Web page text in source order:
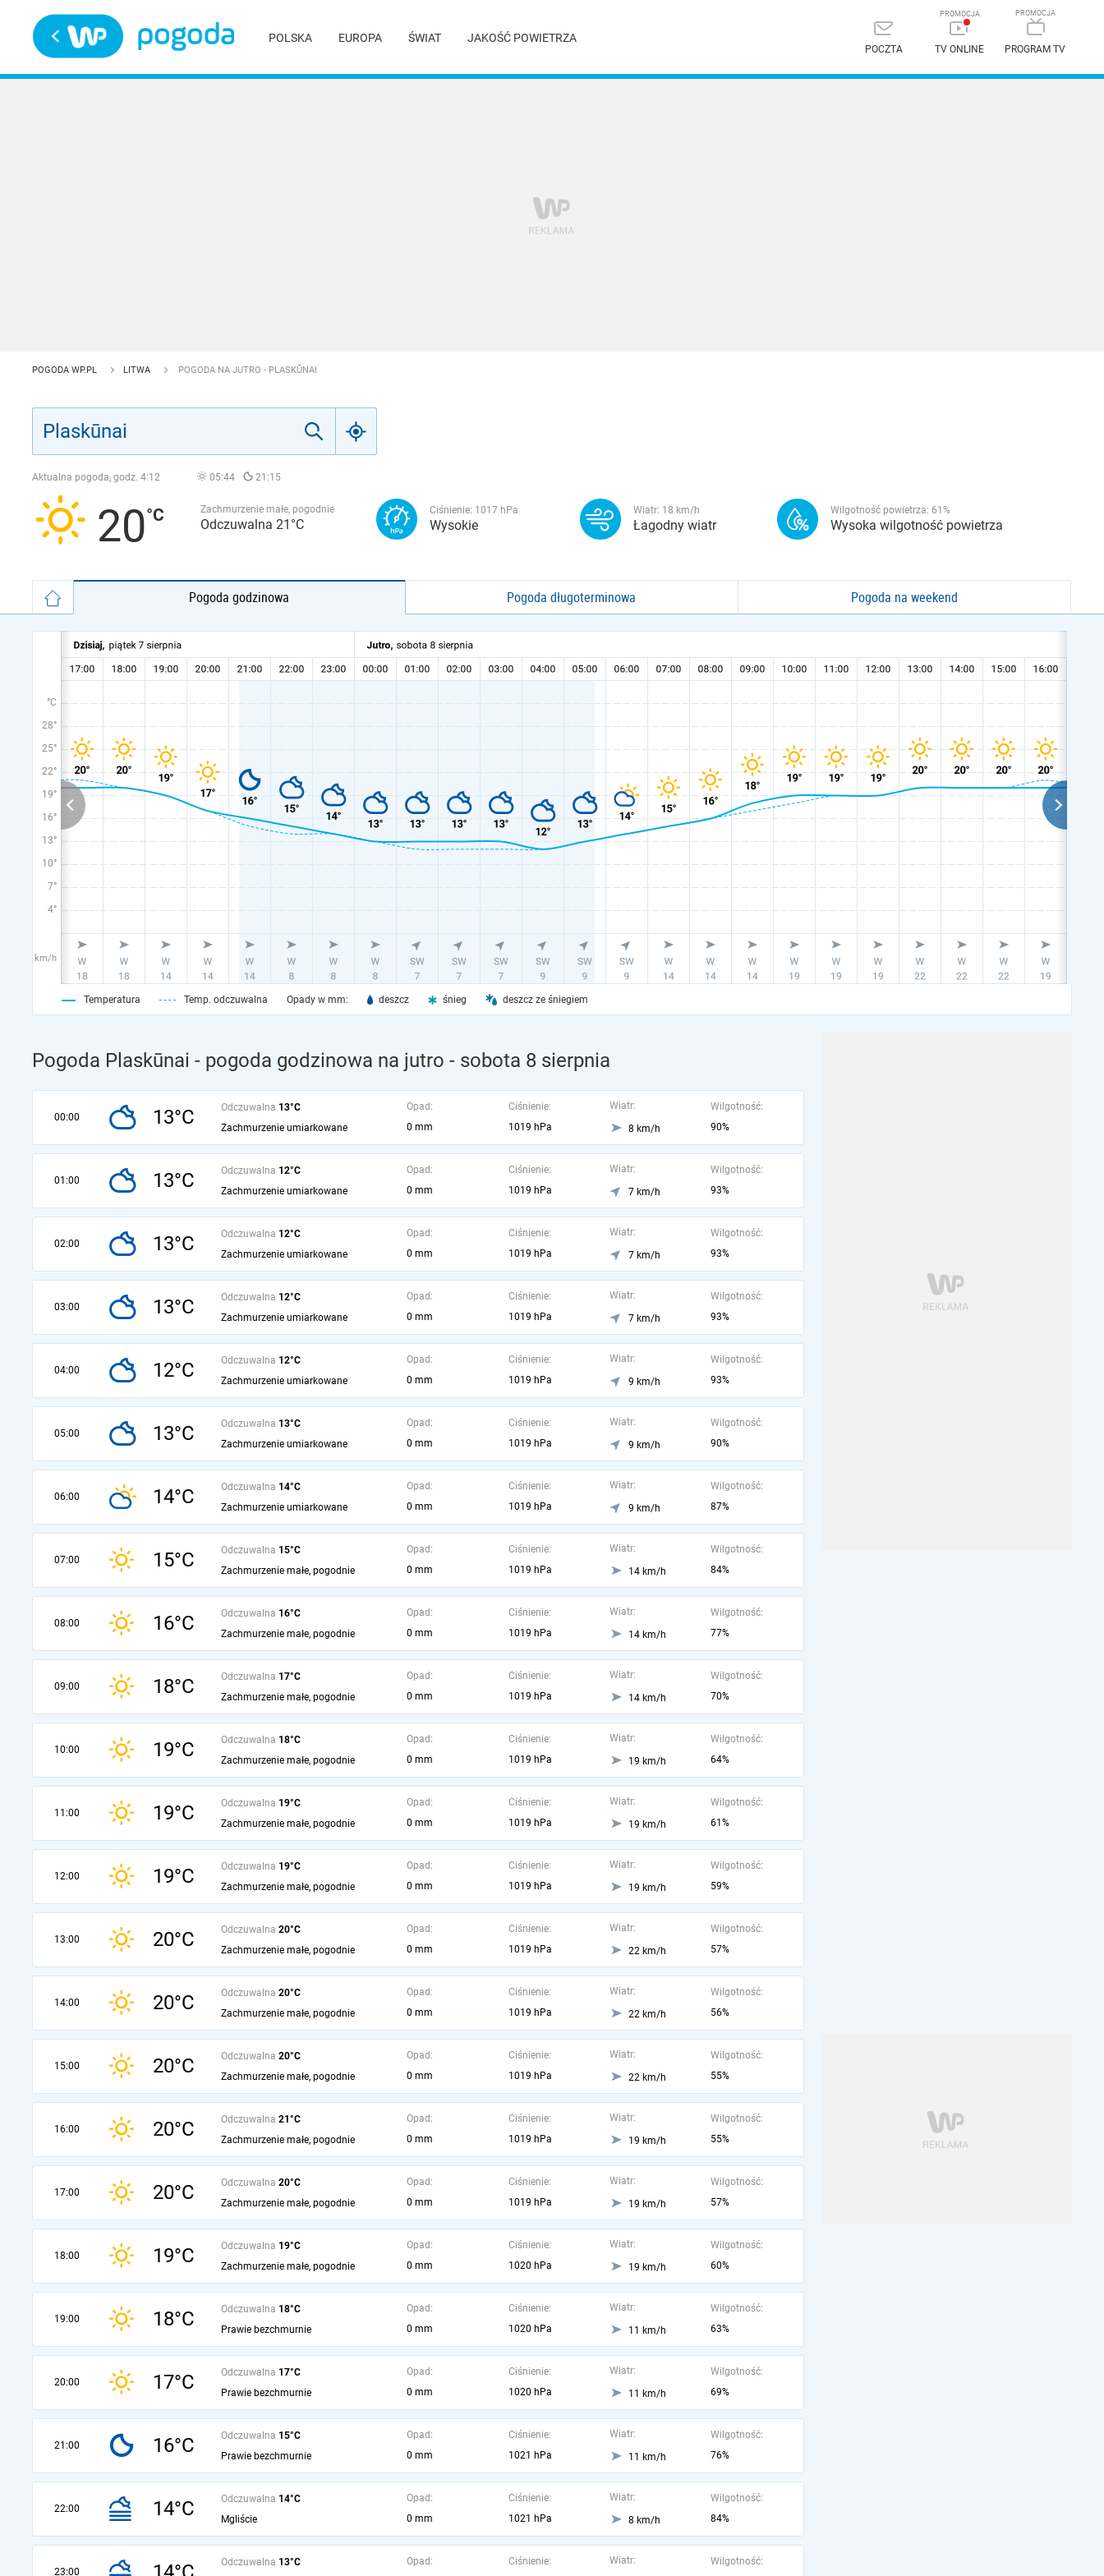
POLSKA EUROPA ŚWIAT JAKOŚĆ POWIETRZA
POCZTA TV ONLINE PROGRAM TV
POGODA WP.PL LITWA POGODA NA JUTRO - PLASKŪNAI
Aktualna pogoda, godz. 4:12 05:44 21:15
20 Zachmurzenie małe, pogodnie
Odczuwalna 21°C
Ciśnienie: 1017 hPa
Wysokie
Wiatr: 18 km/h
Łagodny wiatr
Wilgotność powietrza: 61 %
Wysoka wilgotność powietrza
Pogoda godzinowa Pogoda długoterminowa Pogoda na weekend
°C
28°
25°
22°
19°
16°
13°
10°
7°
4°
km/h
Temperatura Temp. odczuwalna Opady w mm: deszcz śnieg deszcz ze śniegiem
Pogoda Plaskūnai - pogoda godzinowa na jutro - sobota 8 sierpnia
00:00 13°C Odczuwalna 13°C
Zachmurzenie umiarkowane
Opad:
0 mm
Ciśnienie:
1019 hPa
Wiatr:
8 km/h
Wilgotność:
90%
01:00 13°C Odczuwalna 12°C
Zachmurzenie umiarkowane
Opad:
0 mm
Ciśnienie:
1019 hPa
Wiatr:
7 km/h
Wilgotność:
93%
02:00 13°C Odczuwalna 12°C
Zachmurzenie umiarkowane
Opad:
0 mm
Ciśnienie:
1019 hPa
Wiatr:
7 km/h
Wilgotność:
93%
03:00 13°C Odczuwalna 12°C
Zachmurzenie umiarkowane
Opad:
0 mm
Ciśnienie:
1019 hPa
Wiatr:
7 km/h
Wilgotność:
93%
04:00 12°C Odczuwalna 12°C
Zachmurzenie umiarkowane
Opad:
0 mm
Ciśnienie:
1019 hPa
Wiatr:
9 km/h
Wilgotność:
93%
05:00 13°C Odczuwalna 13°C
Zachmurzenie umiarkowane
Opad:
0 mm
Ciśnienie:
1019 hPa
Wiatr:
9 km/h
Wilgotność:
90%
06:00 14°C Odczuwalna 14°C
Zachmurzenie umiarkowane
Opad:
0 mm
Ciśnienie:
1019 hPa
Wiatr:
9 km/h
Wilgotność:
87%
07:00 15°C Odczuwalna 15°C
Zachmurzenie małe, pogodnie
Opad:
0 mm
Ciśnienie:
1019 hPa
Wiatr:
14 km/h
Wilgotność:
84%
08:00 16°C Odczuwalna 16°C
Zachmurzenie małe, pogodnie
Opad:
0 mm
Ciśnienie:
1019 hPa
Wiatr:
14 km/h
Wilgotność:
77%
09:00 18°C Odczuwalna 17°C
Zachmurzenie małe, pogodnie
Opad:
0 mm
Ciśnienie:
1019 hPa
Wiatr:
14 km/h
Wilgotność:
70%
10:00 19°C Odczuwalna 18°C
Zachmurzenie małe, pogodnie
Opad:
0 mm
Ciśnienie:
1019 hPa
Wiatr:
19 km/h
Wilgotność:
64%
11:00 19°C Odczuwalna 19°C
Zachmurzenie małe, pogodnie
Opad:
0 mm
Ciśnienie:
1019 hPa
Wiatr:
19 km/h
Wilgotność:
61%
12:00 19°C Odczuwalna 19°C
Zachmurzenie małe, pogodnie
Opad:
0 mm
Ciśnienie:
1019 hPa
Wiatr:
19 km/h
Wilgotność:
59%
13:00 20°C Odczuwalna 20°C
Zachmurzenie małe, pogodnie
Opad:
0 mm
Ciśnienie:
1019 hPa
Wiatr:
22 km/h
Wilgotność:
57%
14:00 20°C Odczuwalna 20°C
Zachmurzenie małe, pogodnie
Opad:
0 mm
Ciśnienie:
1019 hPa
Wiatr:
22 km/h
Wilgotność:
56%
15:00 20°C Odczuwalna 20°C
Zachmurzenie małe, pogodnie
Opad:
0 mm
Ciśnienie:
1019 hPa
Wiatr:
22 km/h
Wilgotność:
55%
16:00 20°C Odczuwalna 21°C
Zachmurzenie małe, pogodnie
Opad:
0 mm
Ciśnienie:
1019 hPa
Wiatr:
19 km/h
Wilgotność:
55%
17:00 20°C Odczuwalna 20°C
Zachmurzenie małe, pogodnie
Opad:
0 mm
Ciśnienie:
1019 hPa
Wiatr:
19 km/h
Wilgotność:
57%
18:00 19°C Odczuwalna 19°C
Zachmurzenie małe, pogodnie
Opad:
0 mm
Ciśnienie:
1020 hPa
Wiatr:
19 km/h
Wilgotność:
60%
19:00 18°C Odczuwalna 18°C
Prawie bezchmurnie
Opad:
0 mm
Ciśnienie:
1020 hPa
Wiatr:
11 km/h
Wilgotność:
63%
20:00 17°C Odczuwalna 17°C
Prawie bezchmurnie
Opad:
0 mm
Ciśnienie:
1020 hPa
Wiatr:
11 km/h
Wilgotność:
69%
21:00 16°C Odczuwalna 15°C
Prawie bezchmurnie
Opad:
0 mm
Ciśnienie:
1021 hPa
Wiatr:
11 km/h
Wilgotność:
76%
22:00 14°C Odczuwalna 14°C
Mgliście
Opad:
0 mm
Ciśnienie:
1021 hPa
Wiatr:
8 km/h
Wilgotność:
84%
23:00
Odczuwalna 13°C
Opad:
Ciśnienie:
Wiatr:
Wilgotność: